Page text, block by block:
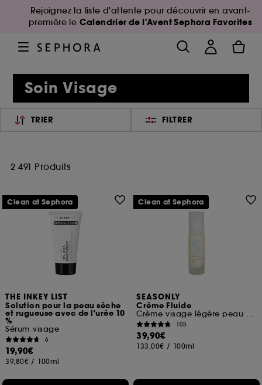
Rejoignez la liste d'attente pour découvrir en avant-
première le Calendrier de l'Avent Sephora Favorites
Soin Visage
TRIER FILTRER
2 491 Produits
THE INKEY LIST
Solution pour la peau sèche
et rugueuse avec de l'urée 10
%
Sérum visage
6
19,90€
39,80€ / 100ml
Clean at Sephora
SEASONLY
Crème Fluide
Crème visage légère peau normale à mixte
105
39,90€
133,00€ / 100ml
Clean at Sephora